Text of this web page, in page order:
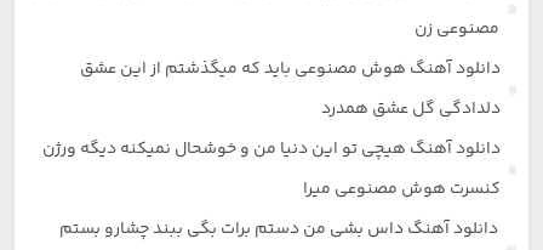
مصنوعی زن
دانلود آهنگ هوش مصنوعی باید که میگذشتم از این عشق
دلدادگی گل عشق همدرد
دانلود آهنگ هیچی تو این دنیا من و خوشحال نمیکنه دیگه ورژن
کنسرت هوش مصنوعی میرا
دانلود آهنگ داس بشی من دستم برات بگی ببند چشارو بستم